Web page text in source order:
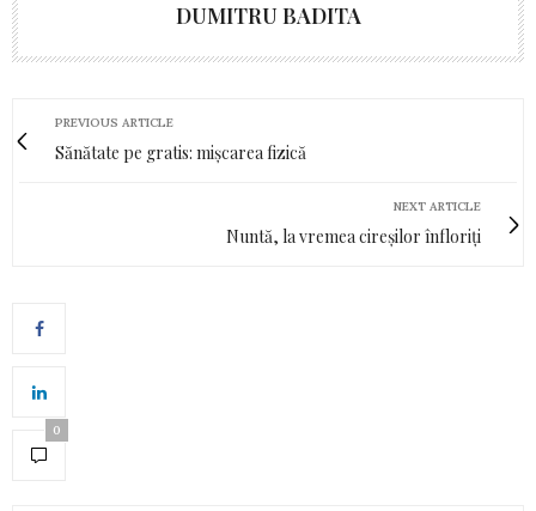
DUMITRU BADITA
PREVIOUS ARTICLE
Sănătate pe gratis: mișcarea fizică
NEXT ARTICLE
Nuntă, la vremea cireșilor înfloriți
0